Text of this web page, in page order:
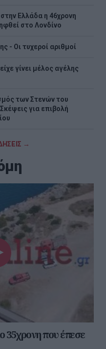
Ελλάδα η 46χρονη
στο Λονδίνο
- Οι τυχεροί αριθμοί
γίνει μέλος αγέλης
των Στενών του
για επιβολή
→
35χρονη που έπεσε